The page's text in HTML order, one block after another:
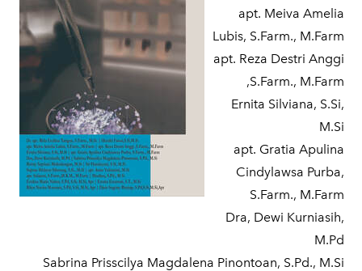
apt. Meiva Amelia
Lubis, S.Farm., M.Farm
apt. Reza Destri Anggi
,S.Farm., M.Farm
Ernita Silviana, S.Si,
M.Si
apt. Gratia Apulina
Cindylawsa Purba,
S.Farm., M.Farm
Dra, Dewi Kurniasih,
M.Pd
Sabrina Prisscilya Magdalena Pinontoan, S.Pd., M.Si